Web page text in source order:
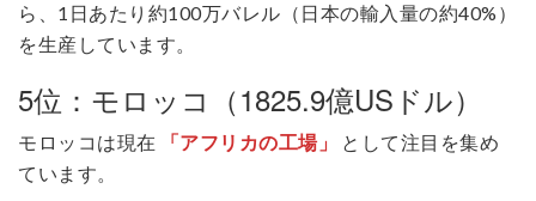
ら、1日あたり約100万バレル（日本の輸入量の約40%）
を生産しています。
5位：モロッコ（1825.9億USドル）
モロッコは現在 「アフリカの工場」
として注目を集め
ています。